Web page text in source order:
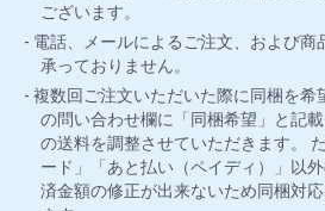
ございます。
電話、メールによるご注文、および商
承っておりません。
複数回ご注文いただいた際に同梱を希
の問い合わせ欄に「同梱希望」と記
の送料を調整させていただきます。
ード」「あと払い（ペイディ）」以
済金額の修正が出来ないため同梱対